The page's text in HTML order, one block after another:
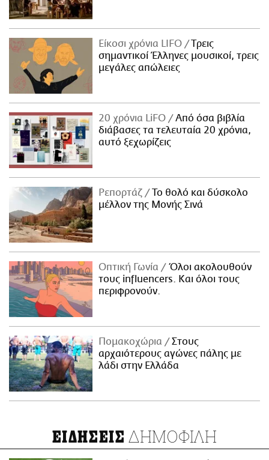
Είκοσι χρόνια LIFO
Tρεις
σημαντικοί Έλληνες μουσικοί, τρεις
μεγάλες απώλειες
20 χρόνια LiFO
Από όσα βιβλία
διάβασες τα τελευταία 20 χρόνια,
αυτό ξεχωρίζεις
Ρεπορτάζ
Το θολό και δύσκολο
μέλλον της Μονής Σινά
Οπτική Γωνία
Όλοι ακολουθούν
τους influencers. Και όλοι τους
περιφρονούν.
Πομακοχώρια
Στους
αρχαιότερους αγώνες πάλης με
λάδι στην Ελλάδα
ΕΙΔΗΣΕΙΣ ΔΗΜΟΦΙΛΗ